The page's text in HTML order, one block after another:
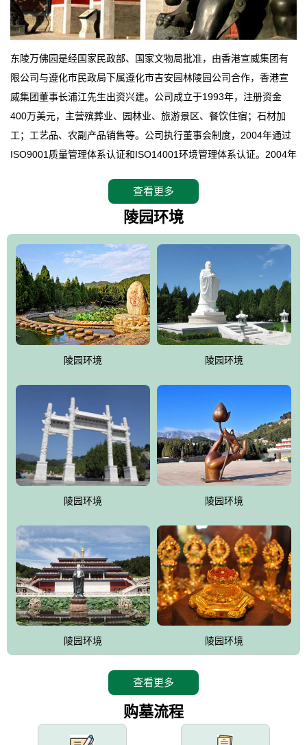
东陵万佛园是经国家民政部、国家文物局批准，由香港宣威集团有
限公司与遵化市民政局下属遵化市吉安园林陵园公司合作，香港宣
威集团董事长浦江先生出资兴建。公司成立于1993年，注册资金
400万美元，主营殡葬业、园林业、旅游景区、餐饮住宿；石材加
工；工艺品、农副产品销售等。公司执行董事会制度，2004年通过
ISO9001质量管理体系认证和ISO14001环境管理体系认证。2004年
拥有4A级旅游区头衔的花园式陵园，园内建有四星级酒店一座。
万佛园位于遵化市境内，座落在世界文化遗产清东陵地形墙内，地
形绝佳，地理位置优越，交通便利。公司以“建设全国顶级人生后花
园、打造佛教精品旅游圣地”为目标，以海外归侨、国内外知名人士
的墓地安葬、祭祀吊亡并结合旅游参观构成其主要使用功能；以苍
郁绚丽、优雅宜人的园林景观构成其外部形象。通过墓园建设与造
园手法相结合的默契操作，建成一处特色鲜明、服务周全、环境优
美、民族风格突出，与周边文物古迹交相呼应的极具吸引力的花园
式园林。
万佛园工程一期占地448亩，目前完成投资近12亿元人民币，园区采
用全仿古式建筑，寻求与世界文化遗产地清东陵的和谐统一，在园
区建设中寻求陵园建设与景区建设的有机融合，充分发挥独一无二
的地形优势，打造现代艺术园林，建设旅游景观、寺庙、酒店等综
合服务设施，服务于陵园经营，使企业的多元化经营项目相互依
托、相互促进，园区绿化覆盖率达90%。
查看更多
陵园环境
陵园环境 陵园环境
陵园环境 陵园环境
陵园环境 陵园环境
查看更多
购墓流程